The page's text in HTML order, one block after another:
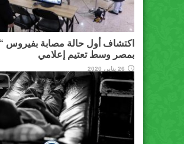
اكتشاف أول حالة مصابة بفيروس
بمصر وسط تعتيم إعلامي
26 يناير، 2020